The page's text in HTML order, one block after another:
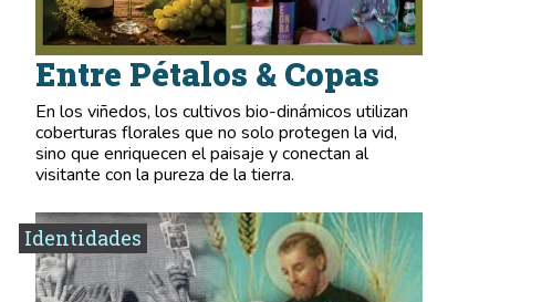
Entre Pétalos & Copas
En los viñedos, los cultivos bio-dinámicos utilizan
coberturas florales que no solo protegen la vid,
sino que enriquecen el paisaje y conectan al
visitante con la pureza de la tierra.
Identidades